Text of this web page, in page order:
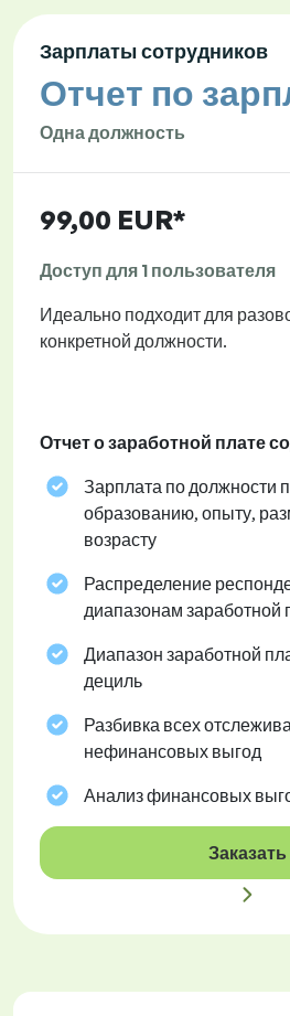
Зарплаты сотрудников
Отчет по
Одна должность
99,00 EUR*
Доступ для 1 пользователя
Идеально подходит для
конкретной должности.
Отчет о заработной плате
Зарплата по должности
образованию, опыту,
возрасту
Распределение
диапазонам заработной
Диапазон заработной
дециль
Разбивка всех
нефинансовых выгод
Анализ финансовых
Заказать